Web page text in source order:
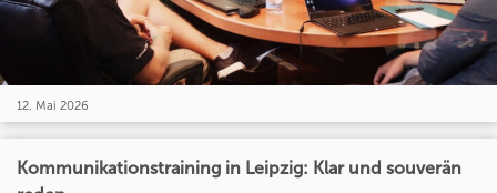
12. Mai 2026
Kommunikationstraining in Leipzig: Klar und souverän